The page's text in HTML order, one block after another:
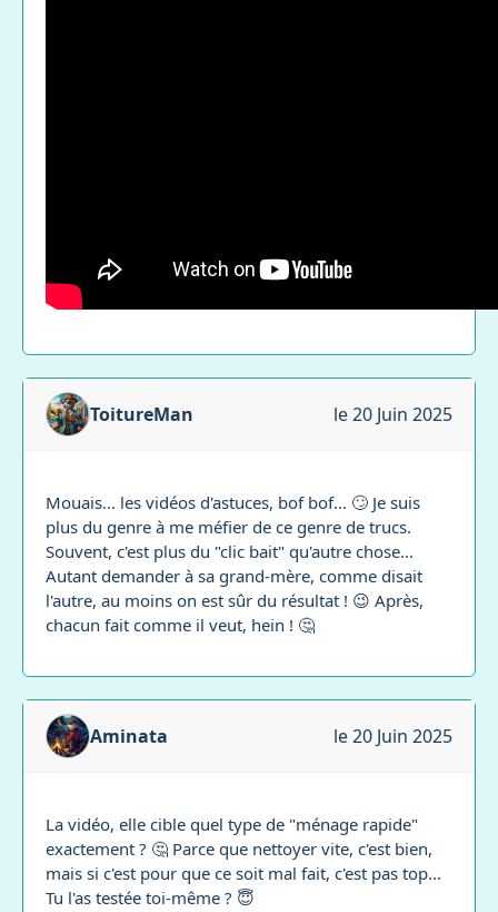
ToitureMan le 20 Juin 2025
Mouais... les vidéos d'astuces, bof bof... 🙄 Je suis
plus du genre à me méfier de ce genre de trucs.
Souvent, c'est plus du "clic bait" qu'autre chose...
Autant demander à sa grand-mère, comme disait
l'autre, au moins on est sûr du résultat ! 😉 Après,
chacun fait comme il veut, hein ! 🤔
Aminata le 20 Juin 2025
La vidéo, elle cible quel type de "ménage rapide"
exactement ? 🤔 Parce que nettoyer vite, c'est bien,
mais si c'est pour que ce soit mal fait, c'est pas top...
Tu l'as testée toi-même ? 😇